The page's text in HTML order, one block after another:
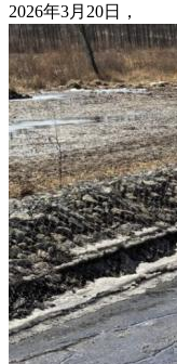
2026年3月20日，